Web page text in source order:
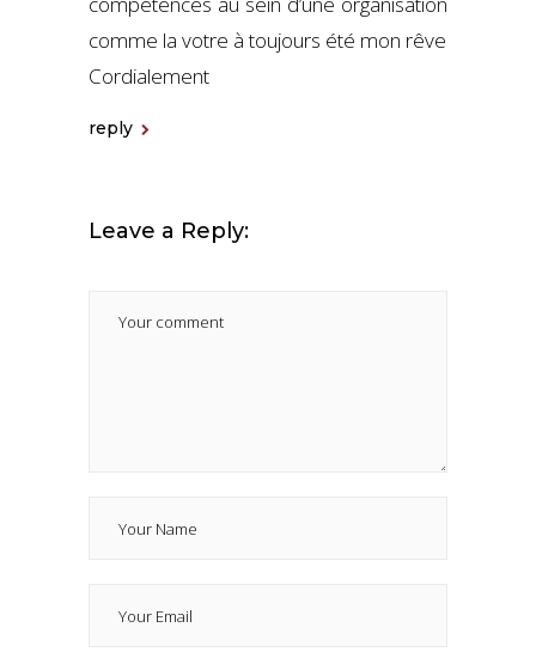
comme la votre à toujours été mon rêve
Cordialement
reply
Leave a Reply: